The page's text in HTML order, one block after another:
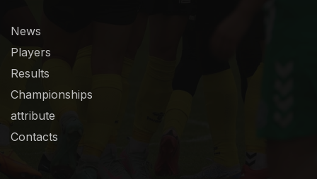
News
Players
Results
Championships
attribute
Contacts